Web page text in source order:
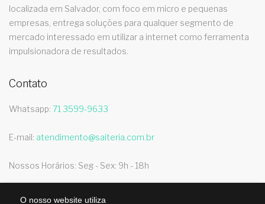
O nosso website utiliza
localizada em Salvador, com foco em micro e pequenas
empresas, entrega soluções para qualquer segmento de
mercado interessado em utilizar a internet como ferramenta
impulsionadora de resultados.
Contato
Whatsapp: 71 3599-9633
E-mail: atendimento@saiteria.com.br
Nossos Horários: Seg - Sex: 9h - 18h